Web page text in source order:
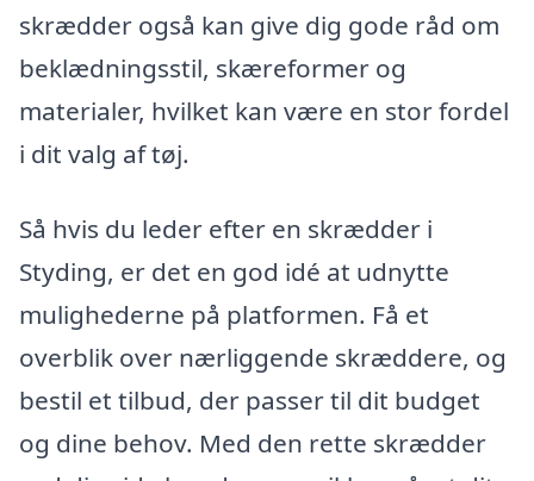
skrædder også kan give dig gode råd om
beklædningsstil, skæreformer og
materialer, hvilket kan være en stor fordel
i dit valg af tøj.
Så hvis du leder efter en skrædder i
Styding, er det en god idé at udnytte
mulighederne på platformen. Få et
overblik over nærliggende skræddere, og
bestil et tilbud, der passer til dit budget
og dine behov. Med den rette skrædder